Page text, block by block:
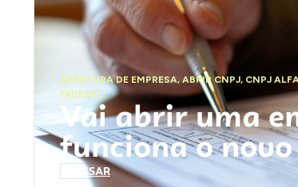
ABERTURA DE EMPRESA,ABRIR CNPJ, CNPJ
FEDERAL
Vai abrir uma
funciona o
ACESSAR